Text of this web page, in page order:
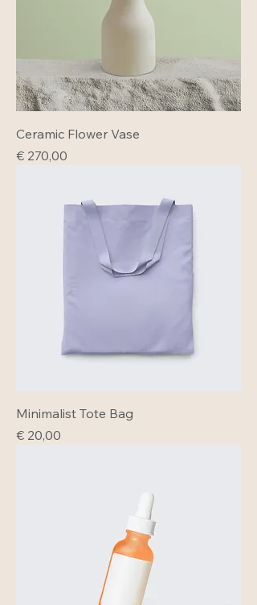
Ceramic Flower Vase
Prijs
€ 270,00
Minimalist Tote Bag
Prijs
€ 20,00